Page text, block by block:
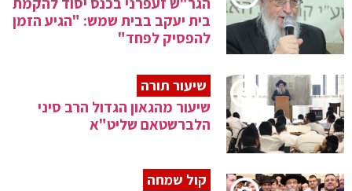
בית יעקב בבית שמש: "הגיע הזמן
להפסיק לפחד"
שיעור תורה
שיעור מהגאון הגדול הרב סיני
הלברשטאם שליט"א
קול שמחה